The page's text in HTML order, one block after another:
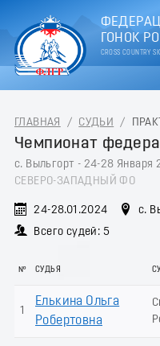
ГОНОК
CROSS COUNTRY
ГЛАВНАЯ / СУДЬИ /
Чемпионат
с. Выльгорт - 24-28 Января
СЕВЕРО-ЗАПАДНЫЙ ФО
24-28.01.2024
с.
Всего судей: 5
№ СУДЬЯ
1
Елькина Ольга
Робертовна